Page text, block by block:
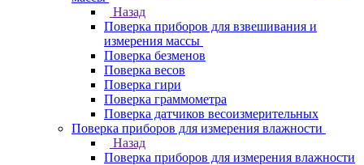
Назад
Поверка приборов для взвешивания и
измерения массы
Поверка безменов
Поверка весов
Поверка гири
Поверка граммометра
Поверка датчиков весоизмерительных
Поверка приборов для измерения влажности
Назад
Поверка приборов для измерения влажности